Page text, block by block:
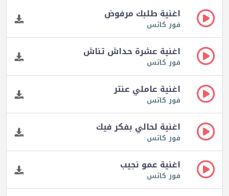
اغنية طلبك مرفوض
فور كاتس
اغنية عشرة حداش تناش
فور كاتس
اغنية عاملي عنتر
فور كاتس
اغنية لحالي بفكر فيك
فور كاتس
اغنية عمو نجيب
فور كاتس